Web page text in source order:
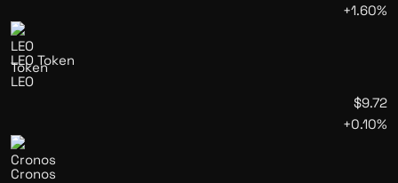
+1.60%
LEO Token
LEO
$9.72
+0.10%
Cronos